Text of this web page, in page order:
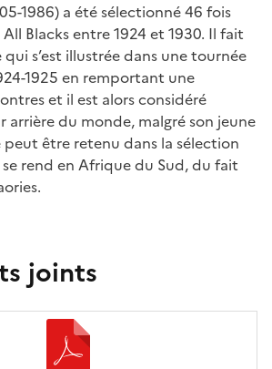
1986) a été sélectionné 46 fois
Blacks entre 1924 et 1930. Il fait
s’est illustrée dans une tournée
1925 en remportant une
et il est alors considéré
arrière du monde, malgré son jeune
peut être retenu dans la sélection
rend en Afrique du Sud, du fait
joints